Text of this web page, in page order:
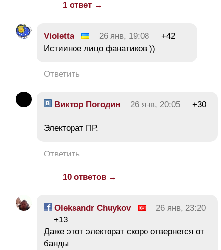
1 ответ →
Violetta 26 янв, 19:08
+42
Истииное лицо фанатиков ))
Ответить
Виктор Погодин 26 янв, 20:05 +30
Электорат ПР.
Ответить
10 ответов →
Oleksandr Chuykov
26 янв, 23:20
+13
Даже этот электорат скоро отвернется от
банды